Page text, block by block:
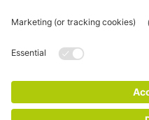
Contacto
Aviso legal